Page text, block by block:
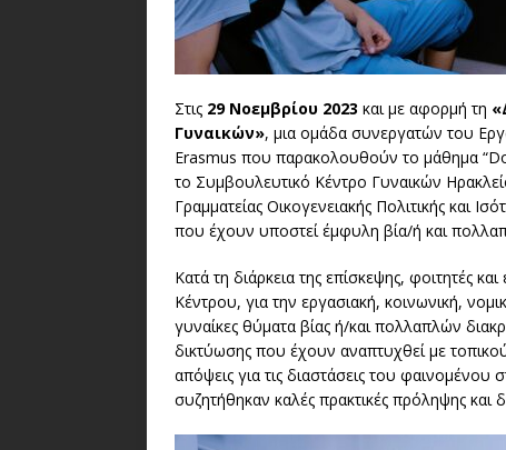
Στις 29 Νοεμβρίου 2023 και με αφορμή τη
Γυναικών», μια ομάδα συνεργατών του
Erasmus που παρακολουθούν το μάθημα
το Συμβουλευτικό Κέντρο Γυναικών
Γραμματείας Οικογενειακής Πολιτικής και
που έχουν υποστεί έμφυλη βία/ή και
Κατά τη διάρκεια της επίσκεψης, φοιτητές
Κέντρου, για την εργασιακή, κοινωνική,
γυναίκες θύματα βίας ή/και πολλαπλών
δικτύωσης που έχουν αναπτυχθεί με
απόψεις για τις διαστάσεις του
συζητήθηκαν καλές πρακτικές πρόληψης και